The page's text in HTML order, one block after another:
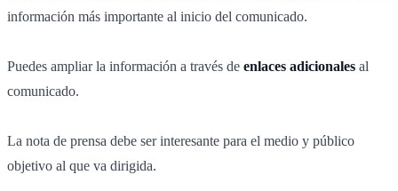
información más importante al inicio del comunicado.
Puedes ampliar la información a través de enlaces adicionales al
comunicado.
La nota de prensa debe ser interesante para el medio y público
objetivo al que va dirigida.